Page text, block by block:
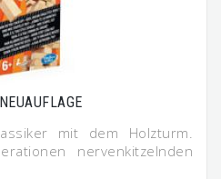
mit dem Holzturm.
nervenkitzelnden